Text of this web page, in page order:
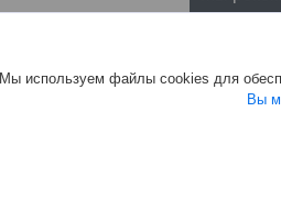
Мы используем файлы cookies для
Вы